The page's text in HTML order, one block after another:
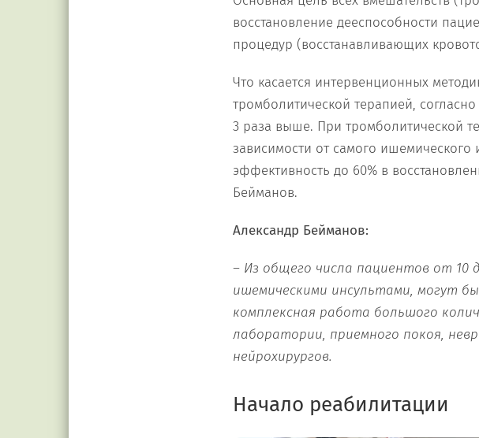
восстановление дееспособности
процедур (восстанавливающих
Что касается интервенционных
тромболитической терапией,
3 раза выше. При тромболитической
зависимости от самого
эффективность до 60% в
Бейманов.
Александр Бейманов:
– Из общего числа пациентов от
ишемическими инсультами, могут
комплексная работа большого
лаборатории, приемного покоя,
нейрохирургов.
Начало реабилитации